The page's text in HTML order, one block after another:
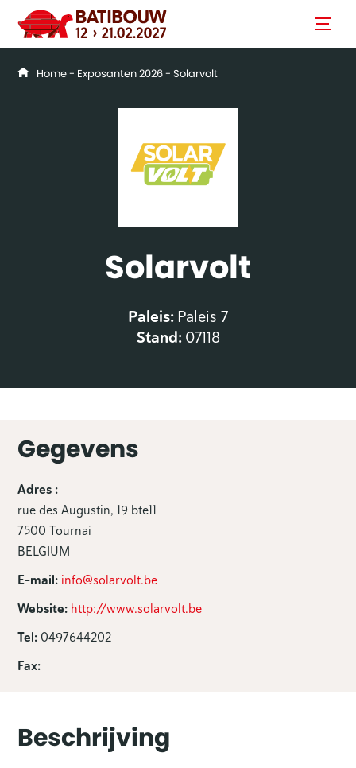
Home- Exposanten 2026- Solarvolt
Solarvolt
Paleis: Paleis 7
Stand: 07118
Gegevens
Adres :
rue des Augustin, 19 bte11
7500 Tournai
BELGIUM
E-mail: info@solarvolt.be
Website: http://www.solarvolt.be
Tel: 0497644202
Fax:
Beschrijving